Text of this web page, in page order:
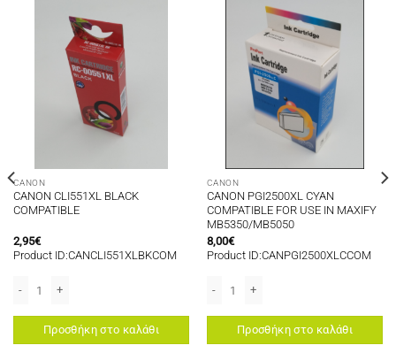
CANON
CANON CLI551XL BLACK
COMPATIBLE
2,95€
Product ID:CANCLI551XLBKCOM
Προσθήκη στο καλάθι
CANON
CANON PGI2500XL CYAN
COMPATIBLE FOR USE IN MAXIFY
MB5350/MB5050
8,00€
Product ID:CANPGI2500XLCCOM
Προσθήκη στο καλάθι